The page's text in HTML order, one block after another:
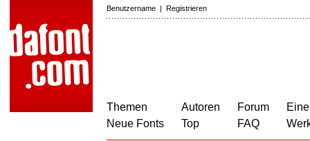
Benutzername | Registrieren
Themen
Neue Fonts
Autoren
Top
Forum
FAQ